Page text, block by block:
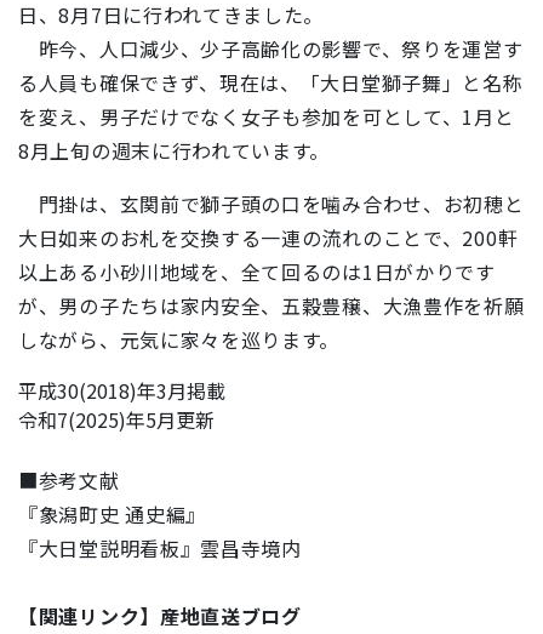
日、8月7日に行われてきました。
昨今、人口減少、少子高齢化の影響で、祭りを運営す
る人員も確保できず、現在は、「大日堂獅子舞」と名称
を変え、男子だけでなく女子も参加を可として、1月と
8月上旬の週末に行われています。
門掛は、玄関前で獅子頭の口を噛み合わせ、お初穂と
大日如来のお札を交換する一連の流れのことで、200軒
以上ある小砂川地域を、全て回るのは1日がかりです
が、男の子たちは家内安全、五穀豊穣、大漁豊作を祈願
しながら、元気に家々を巡ります。
平成30(2018)年3月掲載
令和7(2025)年5月更新
■参考文献
『象潟町史 通史編』
『大日堂説明看板』雲昌寺境内
【関連リンク】産地直送ブログ